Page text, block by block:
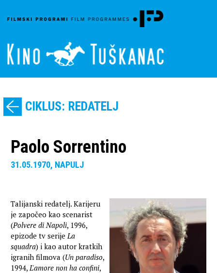
CIKLUS: REDATELJ
Paolo Sorrentino
31.05.1970, NAPULJ
Talijanski redatelj. Karijeru
je započeo kao scenarist
(Polvere di Napoli, 1996,
epizode tv serijeLa
squadra) i kao autor kratkih
igranih filmova (Un paradiso,
1994,L'amore non ha confini,